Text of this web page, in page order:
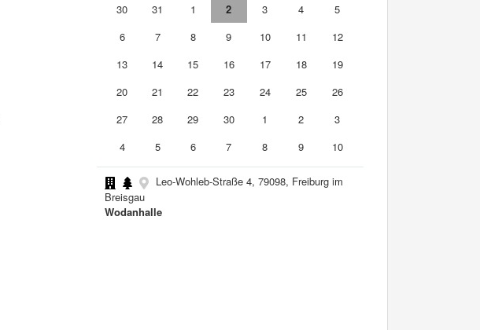
30
31 1 2 3 4
5
6
7 8 9 10 11
12
13
14 15 16 17 18
19
20
21 22 23 24 25
26
27
28 29 30 1 2
3
4
5 6 7 8 9 10
Leo-Wohleb-Straße 4, 79098, Freiburg im
Breisgau
Wodanhalle